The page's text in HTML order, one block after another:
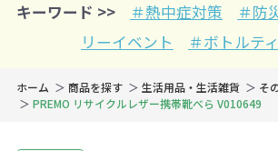
キーワード >>
＃熱中症対策 ＃防
リーイベント
＃ボトルテ
ホーム 商品を探す 生活用品・生活雑貨
そ
PREMO リサイクルレザー携帯靴べら V010649